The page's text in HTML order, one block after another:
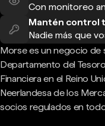
Con monitoreo
Mantén control
Nadie más que
Morse es un negocio de
Departamento del
Financiera en el Reino
Neerlandesa de los
socios regulados en